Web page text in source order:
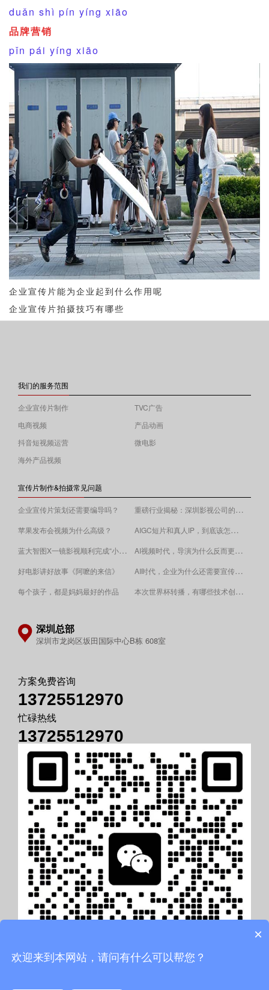
duǎn shì pín yíng xiāo
品牌营销
pǐn pái yíng xiāo
企业宣传片能为企业起到什么作用呢
企业宣传片拍摄技巧有哪些
我们的服务范围
企业宣传片制作
TVC广告
电商视频
产品动画
抖音短视频运营
微电影
海外产品视频
宣传片制作&拍摄常见问题
企业宣传片策划还需要编导吗？ 重磅行业揭秘：深圳影视公司的收费逻辑！
苹果发布会视频为什么高级？
AIGC短片和真人IP，到底该怎么选？
蓝大智图X一镜影视顺利完成“小蓝本”广告影片拍摄制作。
AI视频时代，导演为什么反而更重要？
好电影讲好故事《阿嚒的来信》 AI时代，企业为什么还需要宣传片？
每个孩子，都是妈妈最好的作品 ​本次世界杯转播，有哪些技术创新值得关注？
深圳总部
深圳市龙岗区坂田国际中心B栋 608室
方案免费咨询
13725512970
忙碌热线
13725512970
×
欢迎来到本网站，请问有什么可以帮您？